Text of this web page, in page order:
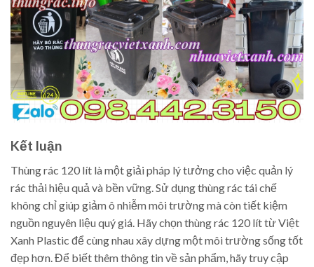
Kết luận
Thùng rác 120 lít là một giải pháp lý tưởng cho việc quản lý
rác thải hiệu quả và bền vững. Sử dụng thùng rác tái chế
không chỉ giúp giảm ô nhiễm môi trường mà còn tiết kiệm
nguồn nguyên liệu quý giá. Hãy chọn thùng rác 120 lít từ Việt
Xanh Plastic để cùng nhau xây dựng một môi trường sống tốt
đẹp hơn. Để biết thêm thông tin về sản phẩm, hãy truy cập